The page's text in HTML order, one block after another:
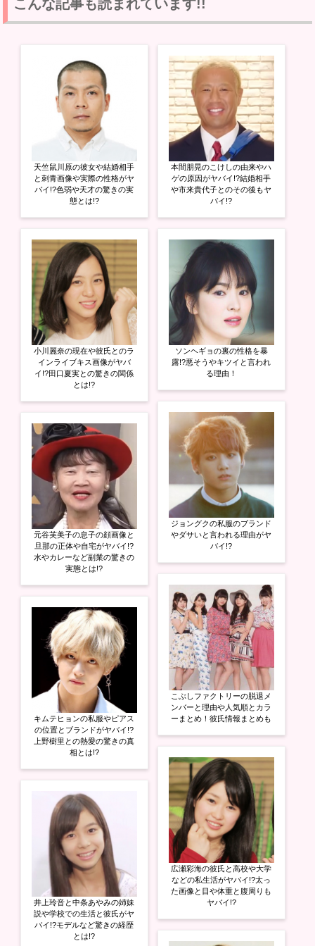
T
w
i
ウ
で
開
き
ま
o
k
で
る
に
ク
リ
ッ
ク
し
て
く
だ
い
(
新
し
い
ウ
ン
ウ
で
き
ま
す
)
G
o
o
で
共
有
(
新
し
い
ウ
ィ
ウ
で
開
き
ま
こんな記事も読まれています!!
天竺鼠川原の彼女や結婚相手
と刺青画像や実際の性格がヤ
バイ!?色弱や天才の驚きの実
態とは!?
小川麗奈の現在や彼氏とのラ
インライブキス画像がヤバ
イ!?田口夏実との驚きの関係
とは!?
元谷芙美子の息子の顔画像と
旦那の正体や自宅がヤバイ!?
水やカレーなど副業の驚きの
実態とは!?
キムテヒョンの私服やピアス
の位置とブランドがヤバイ!?
上野樹里との熱愛の驚きの真
相とは!?
井上玲音と中条あやみの姉妹
説や学校での生活と彼氏がヤ
バイ!?モデルなど驚きの経歴
とは!?
本間朋晃のこけしの由来やハ
ゲの原因がヤバイ!?結婚相手
や市来貴代子とのその後もヤ
バイ!?
ソンヘギョの裏の性格を暴
露!?悪そうやキツイと言われ
る理由！
ジョングクの私服のブランド
やダサいと言われる理由がヤ
バイ!?
こぶしファクトリーの脱退メ
ンバーと理由や人気順とカラ
ーまとめ！彼氏情報まとめも
広瀬彩海の彼氏と高校や大学
などの私生活がヤバイ!?太っ
た画像と目や体重と腹周りも
ヤバイ!?